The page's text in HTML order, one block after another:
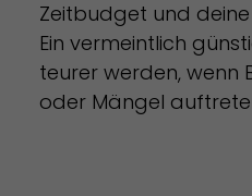
Zeitbudget und
Ein vermeintlich
teurer werden, wenn
oder Mängel